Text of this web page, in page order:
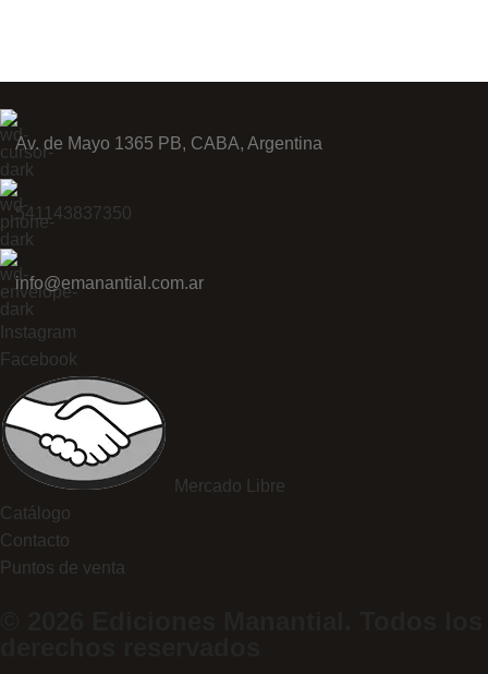
Av. de Mayo 1365 PB, CABA, Argentina
541143837350
info@emanantial.com.ar
Instagram
Facebook
Mercado Libre
Catálogo
Contacto
Puntos de venta